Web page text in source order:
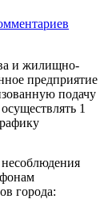
предприятие
подачу
1
города: